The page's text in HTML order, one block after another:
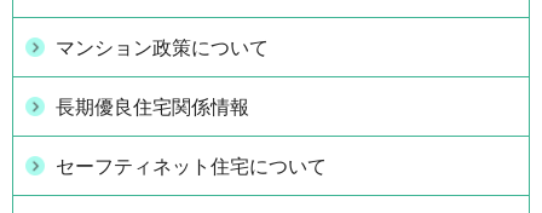
マンション政策について
長期優良住宅関係情報
セーフティネット住宅について